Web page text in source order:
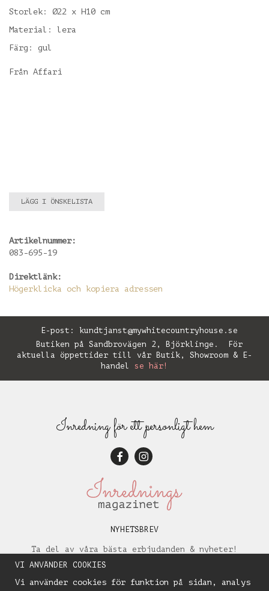
Storlek: Ø22 x H10 cm
Material: lera
Färg: gul
Från Affari
LÄGG I ÖNSKELISTA
Artikelnummer:
083-695-19
Direktlänk:
Högerklicka och kopiera adressen
E-post: kundtjanst@mywhitecountryhouse.se
Butiken på Sandbrovägen 2, Björklinge. För
aktuella öppettider till vår Butik, Showroom & E-
handel se här!
Inredning för ett personligt hem
NYHETSBREV
Ta del av våra bästa erbjudanden & nyheter!
VI ANVÄNDER COOKIES
Vi använder cookies för funktion på sidan, analys